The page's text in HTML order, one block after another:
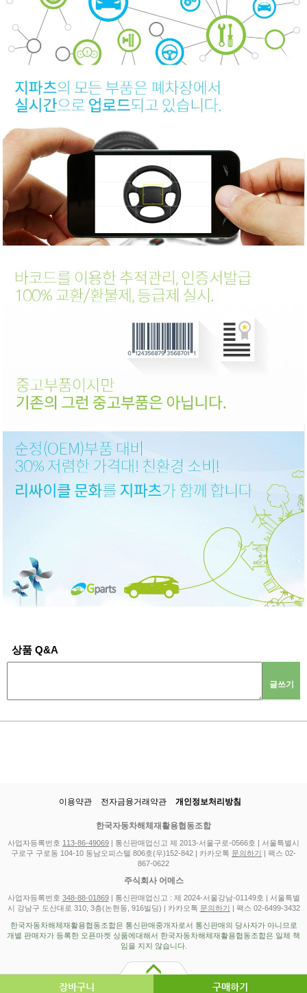
상품 Q&A
글쓰기
장바구니 구매하기
이용약관 전자금융거래약관 개인정보처리방침
한국자동차해체재활용협동조합
사업자등록번호 113-86-49069 | 통신판매업신고 제 2013-서울구로-0566호 | 서울특별시
구로구 구로동 104-10 동남오피스텔 806호(우)152-842 | 카카오톡 문의하기 | 팩스 02-
867-0622
주식회사 어메스
사업자등록번호 348-88-01869| 통신판매업신고 : 제 2024-서울강남-01149호 | 서울특별
시 강남구 도산대로 310, 3층(논현동, 916빌딩) | 카카오톡 문의하기 | 팩스 02-6499-3432
한국자동차해체재활용협동조합은 통신판매중개자로서 통신판매의 당사자가 아니므로
개별 판매자가 등록한 오픈마켓 상품에대해서 한국자동차해체재활용협동조합은 일체 책
임을 지지 않습니다.